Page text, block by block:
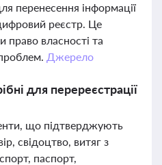
перенесення інформації
реєстр. Це
право власності та
Джерело
для перереєстрації
що підтверджують
свідоцтво, витяг з
паспорт,